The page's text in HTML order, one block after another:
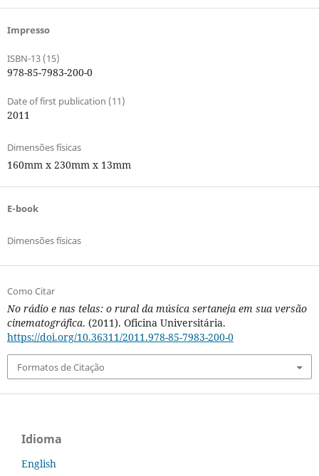
Impresso
ISBN-13 (15)
978-85-7983-200-0
Date of first publication (11)
2011
Dimensões físicas
160mm x 230mm x 13mm
E-book
Dimensões físicas
Como Citar
No rádio e nas telas: o rural da música sertaneja em sua versão
cinematográfica. (2011). Oficina Universitária.
https://doi.org/10.36311/2011.978-85-7983-200-0
Formatos de Citação
Idioma
English